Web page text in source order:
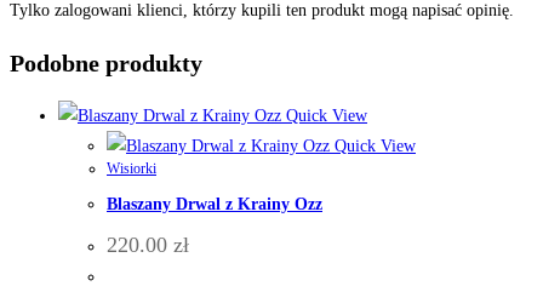
Tylko zalogowani klienci, którzy kupili ten produkt mogą napisać opinię.
Podobne produkty
Quick View
Quick View
Wisiorki
Blaszany Drwal z Krainy Ozz
220.00 zł